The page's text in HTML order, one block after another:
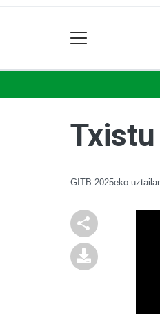
GITB 2025eko